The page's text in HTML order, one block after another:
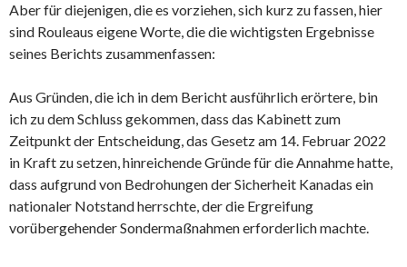
Aber für diejenigen, die es vorziehen, sich kurz zu fassen, hier
sind Rouleaus eigene Worte, die die wichtigsten Ergebnisse
seines Berichts zusammenfassen:
Aus Gründen, die ich in dem Bericht ausführlich erörtere, bin
ich zu dem Schluss gekommen, dass das Kabinett zum
Zeitpunkt der Entscheidung, das Gesetz am 14. Februar 2022
in Kraft zu setzen, hinreichende Gründe für die Annahme hatte,
dass aufgrund von Bedrohungen der Sicherheit Kanadas ein
nationaler Notstand herrschte, der die Ergreifung
vorübergehender Sondermaßnahmen erforderlich machte.